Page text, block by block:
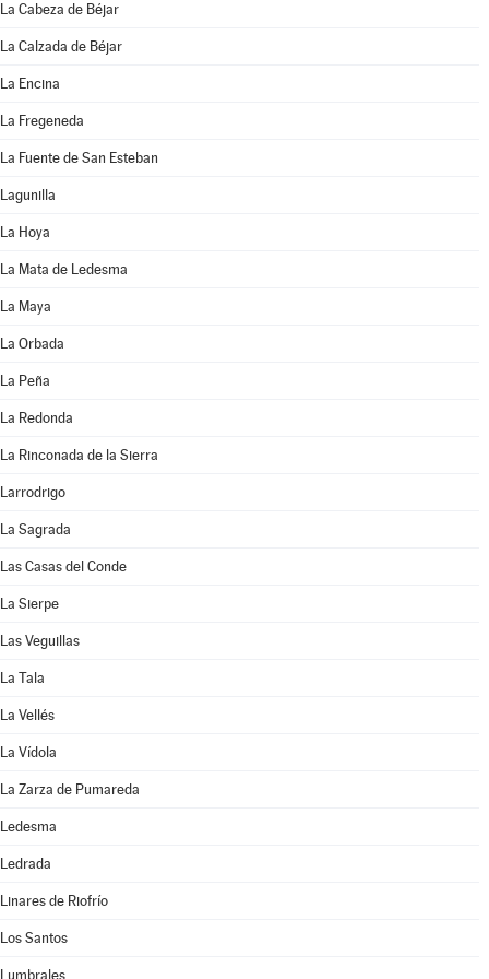
La Cabeza de Béjar
La Calzada de Béjar
La Encina
La Fregeneda
La Fuente de San Esteban
Lagunilla
La Hoya
La Mata de Ledesma
La Maya
La Orbada
La Peña
La Redonda
La Rinconada de la Sierra
Larrodrigo
La Sagrada
Las Casas del Conde
La Sierpe
Las Veguillas
La Tala
La Vellés
La Vídola
La Zarza de Pumareda
Ledesma
Ledrada
Linares de Riofrío
Los Santos
Lumbrales